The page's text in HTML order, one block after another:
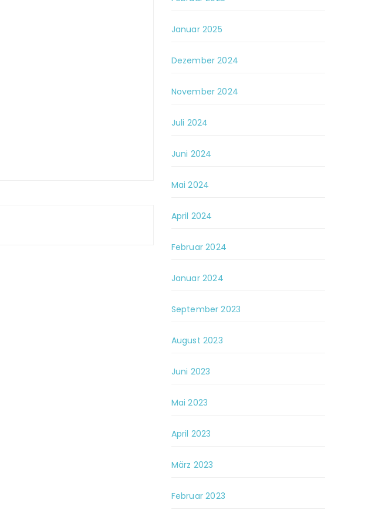
Januar 2025
Dezember 2024
November 2024
Juli 2024
Juni 2024
Mai 2024
April 2024
Februar 2024
Januar 2024
September 2023
August 2023
Juni 2023
Mai 2023
April 2023
März 2023
Februar 2023